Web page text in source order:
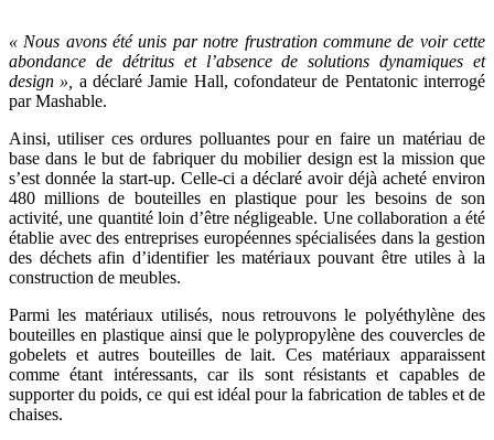
« Nous avons été unis par notre frustration commune de voir cette
abondance de détritus et l’absence de solutions dynamiques et
design »,
a déclaré Jamie Hall, cofondateur de Pentatonic interrogé
par Mashable.
Ainsi, utiliser ces ordures polluantes pour en faire un matériau de
base dans le but de fabriquer du mobilier design est la mission que
s’est donnée la start-up. Celle-ci a déclaré avoir déjà acheté environ
480 millions de bouteilles en plastique pour les besoins de son
activité, une quantité loin d’être négligeable. Une collaboration a été
établie avec des entreprises européennes spécialisées dans la gestion
des déchets afin d’identifier les matériaux pouvant être utiles à la
construction de meubles.
Parmi les matériaux utilisés, nous retrouvons le polyéthylène des
bouteilles en plastique ainsi que le polypropylène des couvercles de
gobelets et autres bouteilles de lait. Ces matériaux apparaissent
comme étant intéressants, car ils sont résistants et capables de
supporter du poids, ce qui est idéal pour la fabrication de tables et de
chaises.